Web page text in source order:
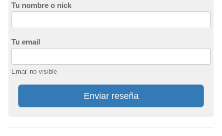
Tu nombre o nick
Tu email
Email no visible
Enviar reseña